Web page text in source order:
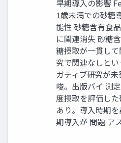
早期導入の影響
1歳未満での砂糖
能性 砂糖含有食
に関連消失 砂糖
糖摂取が一貫し
究で関連なしと
ガティブ研究が
唆。出版バイ 測
度摂取を評価し
あり。導入時期
期導入が 問題 ア